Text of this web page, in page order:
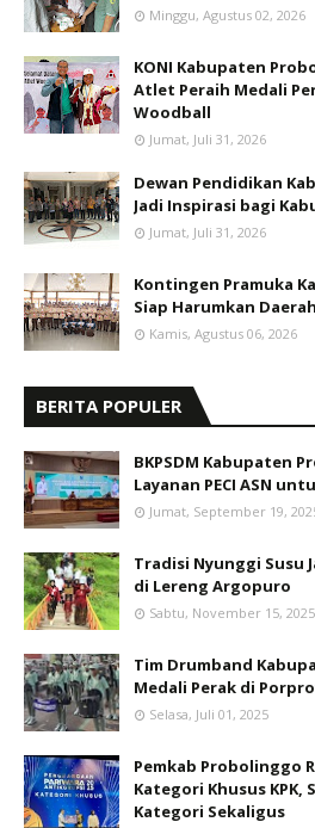
Minggu, Agustus 02, 2026
KONI Kabupaten
Atlet Peraih Medali
Woodball
Jumat, Juli 31, 2026
Dewan Pendidikan
Jadi Inspirasi bagi
Jumat, Juli 31, 2026
Kontingen Pramuka
Siap Harumkan
Kamis, Agustus 06, 2026
BERITA POPULER
BKPSDM Kabupaten
Layanan PECI ASN
Jumat, September 19,
Tradisi Nyunggi Susu
di Lereng Argopuro
Sabtu, November 15, 2025
Tim Drumband
Medali Perak di
Selasa, Juli 01, 2025
Pemkab Probolinggo
Kategori Khusus KPK,
Kategori Sekaligus